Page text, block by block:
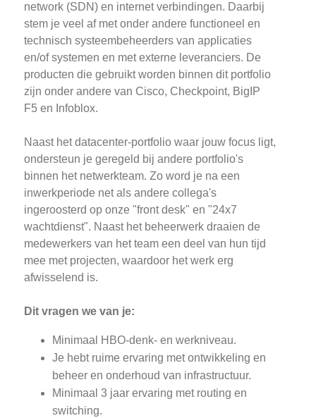
network (SDN) en internet verbindingen. Daarbij
stem je veel af met onder andere functioneel en
technisch systeembeheerders van applicaties
en/of systemen en met externe leveranciers. De
producten die gebruikt worden binnen dit portfolio
zijn onder andere van Cisco, Checkpoint, BigIP
F5 en Infoblox.
Naast het datacenter-portfolio waar jouw focus ligt,
ondersteun je geregeld bij andere portfolio's
binnen het netwerkteam. Zo word je na een
inwerkperiode net als andere collega's
ingeroosterd op onze "front desk" en "24x7
wachtdienst". Naast het beheerwerk draaien de
medewerkers van het team een deel van hun tijd
mee met projecten, waardoor het werk erg
afwisselend is.
Dit vragen we van je:
Minimaal HBO-denk- en werkniveau.
Je hebt ruime ervaring met ontwikkeling en
beheer en onderhoud van infrastructuur.
Minimaal 3 jaar ervaring met routing en
switching.